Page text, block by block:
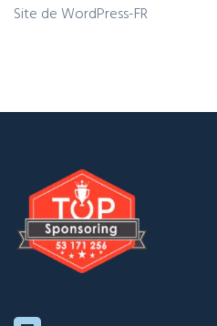
Site de WordPress-FR